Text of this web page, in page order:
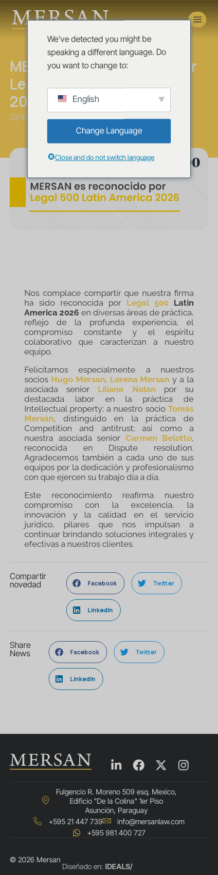
Novedades
MERSAN es reconocido por
Legal 500 Latin America
2026
23/10/2025
Nos complace compartir que nuestra firma
ha sido reconocida por Legal 500 Latin
America 2026 en diversas áreas de práctica,
reflejo de la profunda experiencia, el
compromiso constante y el espíritu
colaborativo que caracterizan a nuestro
equipo.
Felicitamos especialmente a nuestros
socios Hugo Mersan, Lorena Mersan y a la
asociada senior Liliana Nolanpor su
destacada labor en la práctica de
Intellectual property; a nuestro socio Tomás
Mersán, distinguido en la práctica de
Competition and antitrust; así como a
nuestra asociada senior Carmen Belotto,
reconocida en Dispute resolution.
Agradecemos también a cada uno de sus
equipos por la dedicación y profesionalismo
con que ejercen su trabajo día a día.
Este reconocimiento reafirma nuestro
compromiso con la excelencia, la
innovación y la calidad en el servicio
jurídico, pilares que nos impulsan a
continuar brindando soluciones integrales y
efectivas a nuestros clientes.
Compartir
novedad
Facebook Twitter
LinkedIn
Share
News
Facebook Twitter
LinkedIn
Fulgencio R. Moreno 509 esq. Mexico,
Edificio "De la Colina" 1er Piso
Asunción, Paraguay
+595 21 447 739
info@mersanlaw.com
+595 981 400 727
© 2026 Mersan
Diseñado en: IDEALS/
We've detected you might be
speaking a different language. Do
you want to change to:
English
Change Language
Close and do not switch language
Português do Brasil